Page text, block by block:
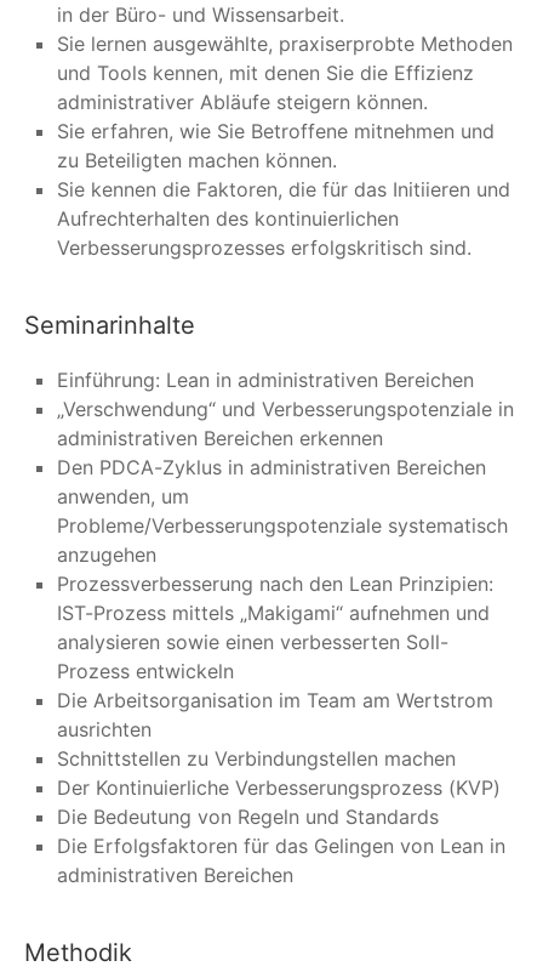
in der Büro- und Wissensarbeit.
Sie lernen ausgewählte, praxiserprobte Methoden
und Tools kennen, mit denen Sie die Effizienz
administrativer Abläufe steigern können.
Sie erfahren, wie Sie Betroffene mitnehmen und
zu Beteiligten machen können.
Sie kennen die Faktoren, die für das Initiieren und
Aufrechterhalten des kontinuierlichen
Verbesserungsprozesses erfolgskritisch sind.
Seminarinhalte
Einführung: Lean in administrativen Bereichen
„Verschwendung“ und Verbesserungspotenziale in
administrativen Bereichen erkennen
Den PDCA-Zyklus in administrativen Bereichen
anwenden, um
Probleme/Verbesserungspotenziale systematisch
anzugehen
Prozessverbesserung nach den Lean Prinzipien:
IST-Prozess mittels „Makigami“ aufnehmen und
analysieren sowie einen verbesserten Soll-
Prozess entwickeln
Die Arbeitsorganisation im Team am Wertstrom
ausrichten
Schnittstellen zu Verbindungstellen machen
Der Kontinuierliche Verbesserungsprozess (KVP)
Die Bedeutung von Regeln und Standards
Die Erfolgsfaktoren für das Gelingen von Lean in
administrativen Bereichen
Methodik